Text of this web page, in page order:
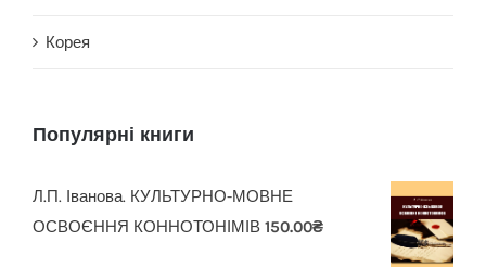
Корея
Популярні книги
Л.П. Іванова. КУЛЬТУРНО-МОВНЕ
ОСВОЄННЯ КОННОТОНІМІВ 150.00₴